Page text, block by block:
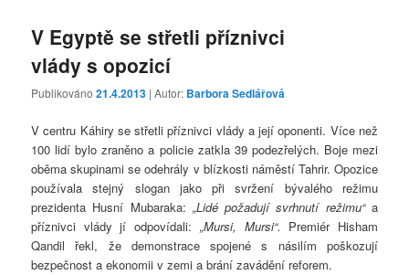
V Egyptě se střetli příznivci
vlády s opozicí
Publikováno21.4.2013 | Autor: Barbora Sedlářová
V centru Káhiry se střetli příznivci vlády a její oponenti. Více než
100 lidí bylo zraněno a policie zatkla 39 podezřelých. Boje mezi
oběma skupinami se odehrály v blízkosti náměstí Tahrir. Opozice
používala stejný slogan jako při svržení bývalého režimu
prezidenta Husní Mubaraka: „Lidé požadují svrhnutí režimu“ a
příznivci vlády jí odpovídali: „Mursi, Mursi“. Premiér Hisham
Qandil řekl, že demonstrace spojené s násilím poškozují
bezpečnost a ekonomii v zemi a brání zavádění reforem.